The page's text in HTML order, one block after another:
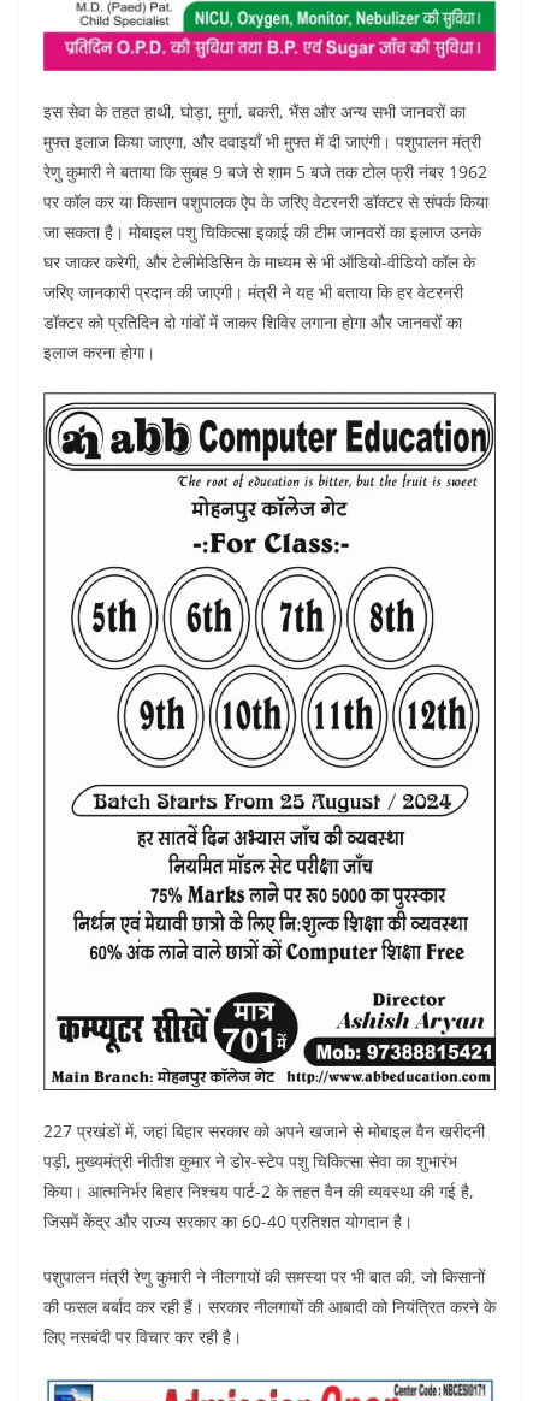
इस सेवा के तहत हाथी, घोड़ा, मुर्गा, बकरी, भैंस और अन्य सभी जानवरों का
मुफ्त इलाज किया जाएगा, और दवाइयाँ भी मुफ्त में दी जाएंगी। पशुपालन मंत्री
रेणु कुमारी ने बताया कि सुबह 9 बजे से शाम 5 बजे तक टोल फ्री नंबर 1962
पर कॉल कर या किसान पशुपालक ऐप के जरिए वेटरनरी डॉक्टर से संपर्क किया
जा सकता है। मोबाइल पशु चिकित्सा इकाई की टीम जानवरों का इलाज उनके
घर जाकर करेगी, और टेलीमेडिसिन के माध्यम से भी ऑडियो-वीडियो कॉल के
जरिए जानकारी प्रदान की जाएगी। मंत्री ने यह भी बताया कि हर वेटरनरी
डॉक्टर को प्रतिदिन दो गांवों में जाकर शिविर लगाना होगा और जानवरों का
इलाज करना होगा।
227 प्रखंडों में, जहां बिहार सरकार को अपने खजाने से मोबाइल वैन खरीदनी
पड़ी, मुख्यमंत्री नीतीश कुमार ने डोर-स्टेप पशु चिकित्सा सेवा का शुभारंभ
किया। आत्मनिर्भर बिहार निश्चय पार्ट-2 के तहत वैन की व्यवस्था की गई है,
जिसमें केंद्र और राज्य सरकार का 60-40 प्रतिशत योगदान है।
पशुपालन मंत्री रेणु कुमारी ने नीलगायों की समस्या पर भी बात की, जो किसानों
की फसल बर्बाद कर रही हैं। सरकार नीलगायों की आबादी को नियंत्रित करने के
लिए नसबंदी पर विचार कर रही है।